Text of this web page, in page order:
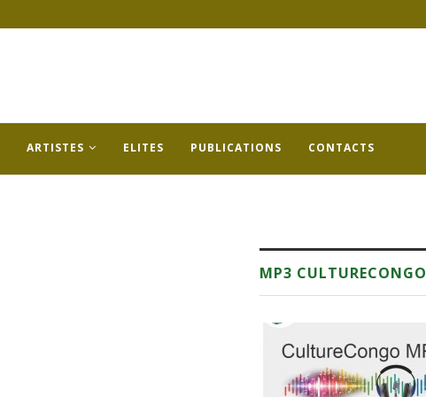
ARTISTES ELITES PUBLICATIONS CONTACTS
MP3 CULTURECONGO